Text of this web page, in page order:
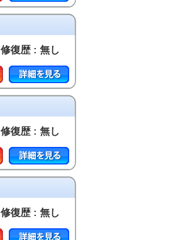
修復歴 : 無し
修復歴 : 無し
修復歴 : 無し